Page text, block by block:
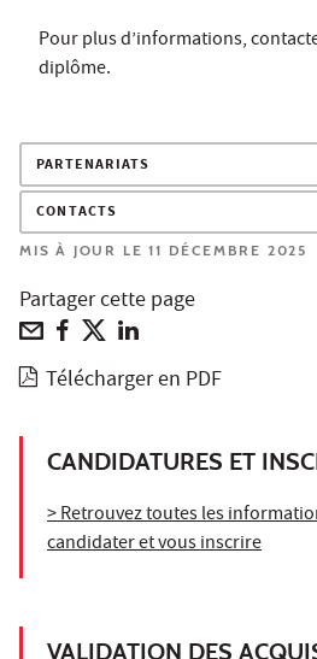
Pour plus d’informations,
diplôme.
PARTENARIATS
CONTACTS
MIS À JOUR LE 11 DÉCEMBRE 2025
Partager cette page
Télécharger en PDF
CANDIDATURES ET
> Retrouvez toutes les
candidater et vous inscrire
VALIDATION DES